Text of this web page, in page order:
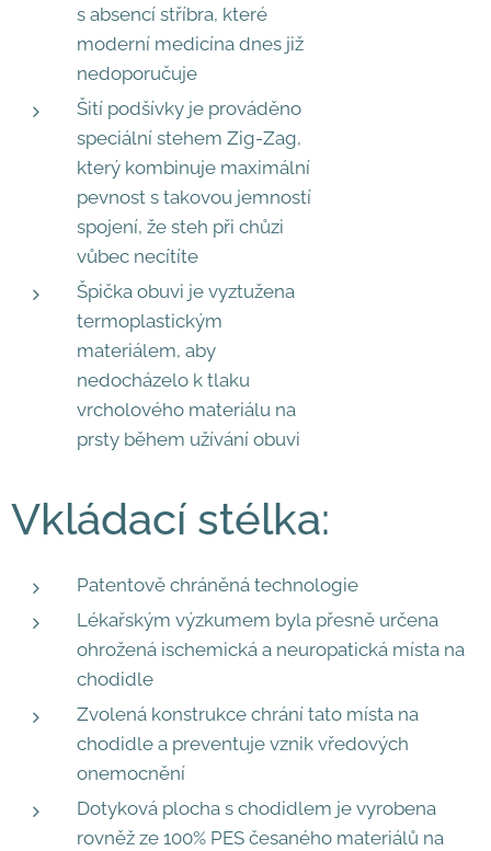
s absencí stříbra, které
moderní medicína dnes již
nedoporučuje
Šití podšívky je prováděno
speciální stehem Zig-Zag,
který kombinuje maximální
pevnost s takovou jemností
spojení, že steh při chůzi
vůbec necítíte
Špička obuvi je vyztužena
termoplastickým
materiálem, aby
nedocházelo k tlaku
vrcholového materiálu na
prsty během užívání obuvi
Vkládací stélka:​
Patentově chráněná technologie
Lékařským výzkumem byla přesně určena
ohrožená ischemická a neuropatická místa na
chodidle
Zvolená konstrukce chrání tato místa na
chodidle a preventuje vznik vředových
onemocnění
Dotyková plocha s chodidlem je vyrobena
rovněž ze 100% PES česaného materiálů na